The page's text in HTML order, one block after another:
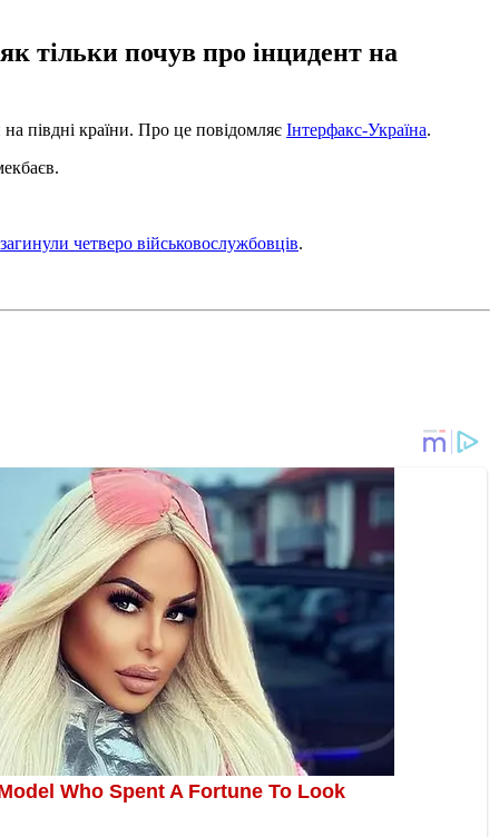
тільки почув про інцидент на
півдні країни. Про це повідомляє Інтерфакс-Україна.
загинули четверо військовослужбовців.